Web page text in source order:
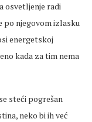
osvetljenje radi
po njegovom izlasku
energetskoj
kada za tim nema
steći pogrešan
neko bi ih već